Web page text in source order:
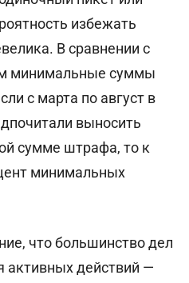
избежать
В сравнении с
минимальные суммы
с марта по август в
выносить
сумме штрафа, то к
минимальных
что большинство дел
активных действий —